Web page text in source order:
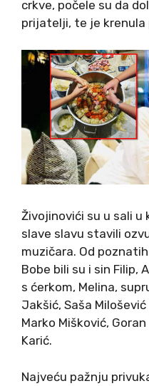
crkve, počele su da
prijatelji, te je
Živojinovići su u sali
slave slavu stavili
muzičara. Od
Bobe bili su i sin Filip,
s ćerkom, Melina,
Jakšić, Saša Milošević
Marko Mišković,
Karić.
Najveću pažnju